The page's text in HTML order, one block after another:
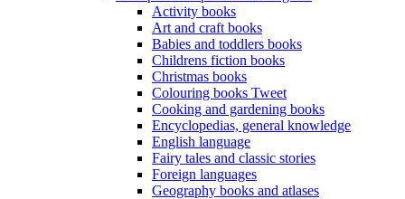
Activity books
Art and craft books
Babies and toddlers books
Childrens fiction books
Christmas books
Colouring books Tweet
Cooking and gardening books
Encyclopedias, general knowledge
English language
Fairy tales and classic stories
Foreign languages
Geography books and atlases